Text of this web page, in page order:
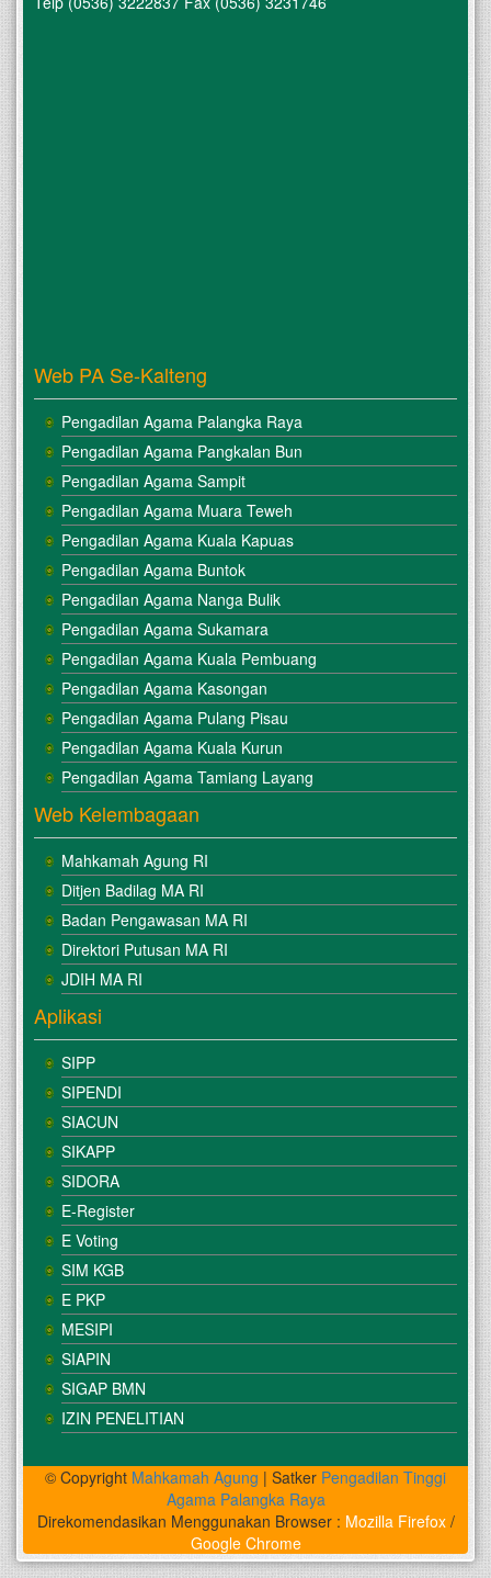
Web PA Se-Kalteng
Pengadilan Agama Palangka Raya
Pengadilan Agama Pangkalan Bun
Pengadilan Agama Sampit
Pengadilan Agama Muara Teweh
Pengadilan Agama Kuala Kapuas
Pengadilan Agama Buntok
Pengadilan Agama Nanga Bulik
Pengadilan Agama Sukamara
Pengadilan Agama Kuala Pembuang
Pengadilan Agama Kasongan
Pengadilan Agama Pulang Pisau
Pengadilan Agama Kuala Kurun
Pengadilan Agama Tamiang Layang
Web Kelembagaan
Mahkamah Agung RI
Ditjen Badilag MA RI
Badan Pengawasan MA RI
Direktori Putusan MA RI
JDIH MA RI
Aplikasi
SIPP
SIPENDI
SIACUN
SIKAPP
SIDORA
E-Register
E Voting
SIM KGB
E PKP
MESIPI
SIAPIN
SIGAP BMN
IZIN PENELITIAN
© Copyright Mahkamah Agung | Satker Pengadilan Tinggi
Agama Palangka Raya
Direkomendasikan Menggunakan Browser : Mozilla Firefox/
Google Chrome